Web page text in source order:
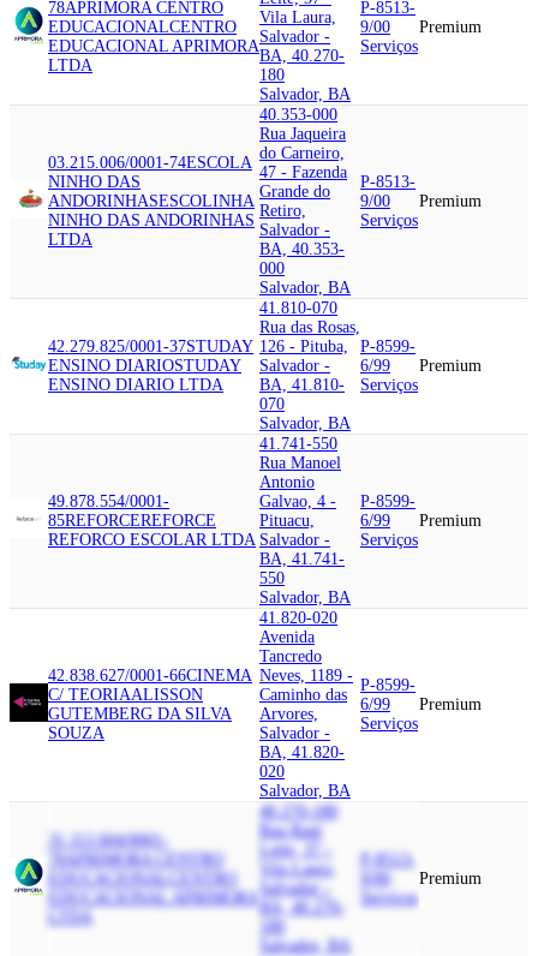
78APRIMORA CENTRO
EDUCACIONALCENTRO
EDUCACIONAL APRIMORA
LTDA
Vila Laura,
Salvador -
BA, 40.270-
180
Salvador, BA
P-8513-
9/00
Serviços
Premium
03.215.006/0001-74ESCOLA
NINHO DAS
ANDORINHASESCOLINHA
NINHO DAS ANDORINHAS
LTDA
40.353-000
Rua Jaqueira
do Carneiro,
47 - Fazenda
Grande do
Retiro,
Salvador -
BA, 40.353-
000
Salvador, BA
P-8513-
9/00
Serviços
Premium
42.279.825/0001-37STUDAY
ENSINO DIARIOSTUDAY
ENSINO DIARIO LTDA
41.810-070
Rua das Rosas,
126 - Pituba,
Salvador -
BA, 41.810-
070
Salvador, BA
P-8599-
6/99
Serviços
Premium
49.878.554/0001-
85REFORCEREFORCE
REFORCO ESCOLAR LTDA
41.741-550
Rua Manoel
Antonio
Galvao, 4 -
Pituacu,
Salvador -
BA, 41.741-
550
Salvador, BA
P-8599-
6/99
Serviços
Premium
42.838.627/0001-66CINEMA
C/ TEORIAALISSON
GUTEMBERG DA SILVA
SOUZA
41.820-020
Avenida
Tancredo
Neves, 1189 -
Caminho das
Arvores,
Salvador -
BA, 41.820-
020
Salvador, BA
P-8599-
6/99
Serviços
Premium
31.113.604/0001-
APRIMORA CENTRO
EDUCACIONAL CENTRO
EDUCACIONAL APRIMORA
40.270-180
Rua Raul
Leite, 37 -
Vila Laura,
Salvador -
BA, 40.270-
180
Salvador, BA
P-8513-
Serviços
Premium